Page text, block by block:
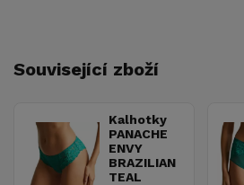
Související zboží
Kalhotky
PANACHE
ENVY
BRAZILIAN
TEAL